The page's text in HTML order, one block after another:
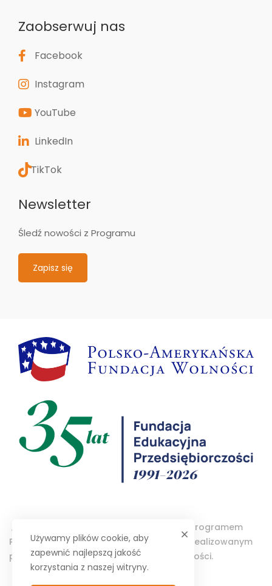
Zaobserwuj nas
Facebook
Instagram
YouTube
LinkedIn
TikTok
Newsletter
Śledź nowości z Programu
Zapisz się
„Projektor – Wolontariat Studencki” jest programem
Polsko-Amerykańskiej Fundacji Wolności realizowanym
przez Fundację Edukacyjną Przedsiębiorczości.
Używamy plików cookie, aby
zapewnić najlepszą jakość
korzystania z naszej witryny.